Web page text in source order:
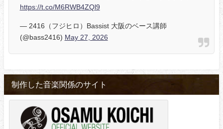
https://t.co/M6RWB4ZQl9
— 2416（フジヒロ）Bassist 大阪のベース講師
(@bass2416) May 27, 2026
制作した音楽関係のサイト